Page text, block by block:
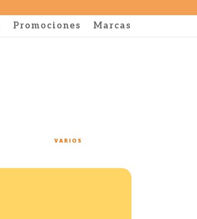
Promociones Marcas
VARIOS